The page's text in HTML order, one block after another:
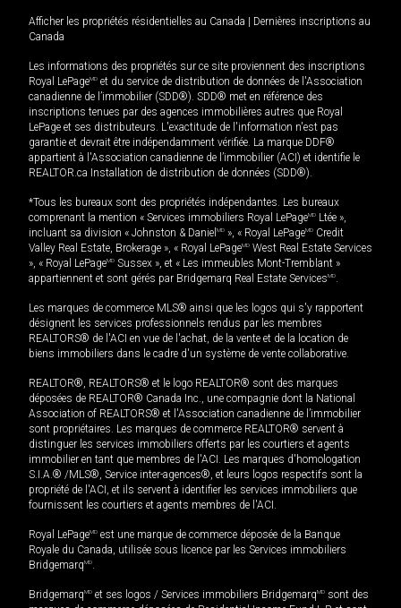
Afficher les propriétés résidentielles au Canada
Dernières inscriptions au
Canada
Les informations des propriétés sur ce site proviennent des inscriptions
Royal LePageMD et du service de distribution de données de l'Association
canadienne de l’immobilier (SDD®). SDD® met en référence des
inscriptions tenues par des agences immobilières autres que Royal
LePage et ses distributeurs. L'exactitude de l'information n'est pas
garantie et devrait être indépendamment vérifiée. La marque DDF®
appartient à l'Association canadienne de l’immobilier (ACI) et identifie le
REALTOR.ca Installation de distribution de données (SDD®).
*Tous les bureaux sont des propriétés indépendantes. Les bureaux
comprenant la mention « Services immobiliers Royal LePageMD Ltée »,
incluant sa division « Johnston & Daniel MD », « Royal LePageMD Credit
Valley Real Estate, Brokerage », « Royal LePageMD West Real Estate Services
», « Royal LePageMD Sussex », et « Les immeubles Mont-Tremblant »
appartiennent et sont gérés par Bridgemarq Real Estate ServicesMD.
Les marques de commerce MLS® ainsi que les logos qui s'y rapportent
désignent les services professionnels rendus par les membres
REALTORS® de l'ACI en vue de l'achat, de la vente et de la location de
biens immobiliers dans le cadre d'un système de vente collaborative.
REALTOR®, REALTORS® et le logo REALTOR® sont des marques
déposées de REALTOR® Canada Inc., une compagnie dont la National
Association of REALTORS® et l'Association canadienne de l’immobilier
sont propriétaires. Les marques de commerce REALTOR® servent à
distinguer les services immobiliers offerts par les courtiers et agents
immobilier en tant que membres de l'ACI. Les marques d'homologation
S.I.A.® /MLS®, Service inter-agences®, et leurs logos respectifs sont la
propriété de l'ACI, et ils servent à identifier les services immobiliers que
fournissent les courtiers et agents membres de l'ACI.
Royal LePageMD est une marque de commerce déposée de la Banque
Royale du Canada, utilisée sous licence par les Services immobiliers
BridgemarqMD.
BridgemarqMD et ses logos / Services immobiliers BridgemarqMD sont des